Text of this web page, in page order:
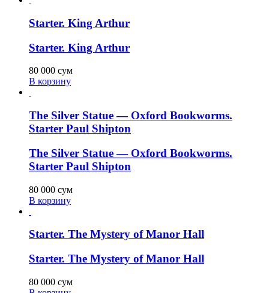
Starter. King Arthur
Starter. King Arthur
80 000 сум
В корзину
The Silver Statue — Oxford Bookworms.
Starter Paul Shipton
The Silver Statue — Oxford Bookworms.
Starter Paul Shipton
80 000 сум
В корзину
Starter. The Mystery of Manor Hall
Starter. The Mystery of Manor Hall
80 000 сум